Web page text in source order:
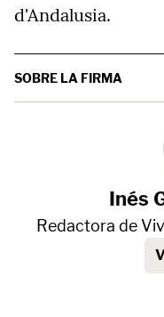
d'Andalusia.
SOBRE LA FIRMA
Inés
Redactora de